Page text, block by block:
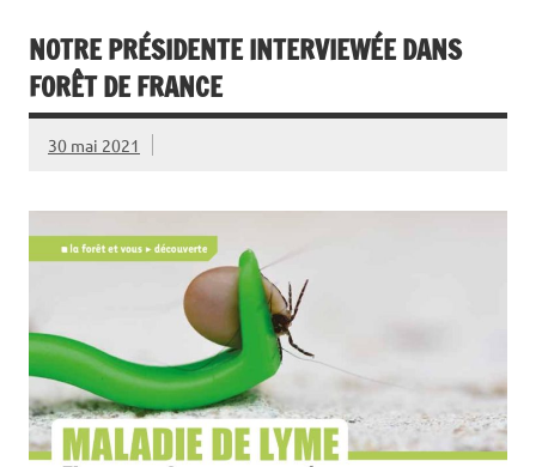
NOTRE PRÉSIDENTE INTERVIEWÉE DANS
FORÊT DE FRANCE
30 mai 2021